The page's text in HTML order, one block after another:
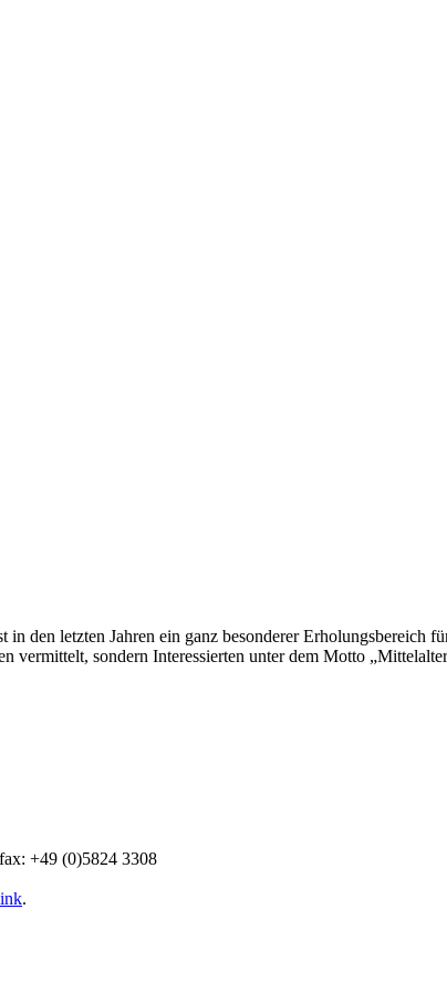
den letzten Jahren ein ganz besonderer Erholungsbereich
vermittelt, sondern Interessierten unter dem Motto
+49 (0)5824 3308
.